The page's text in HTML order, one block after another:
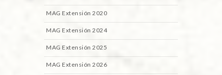
MAG Extensión 2020
MAG Extensión 2024
MAG Extensión 2025
MAG Extensión 2026